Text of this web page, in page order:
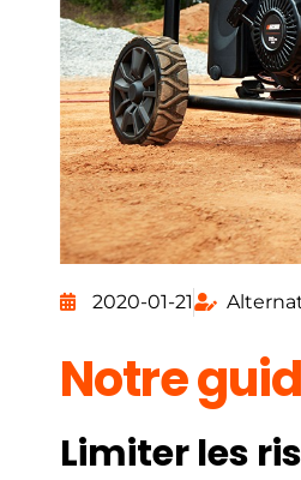
2020-01-21
Notre
Limiter les